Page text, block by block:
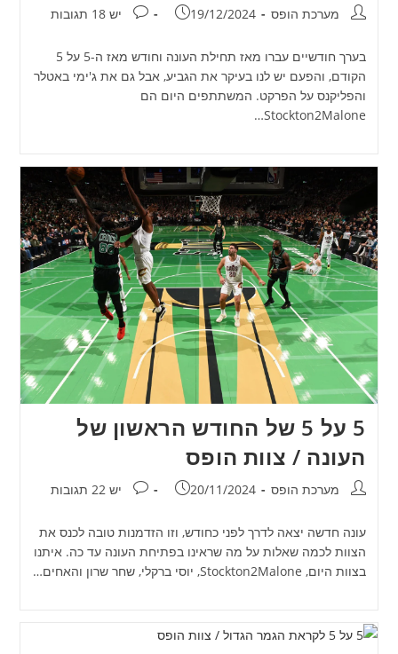
מחבר:מערכת הופס פורסם:
19/12/2024 תגובות:
יש 18 תגובות
בערך חודשיים עברו מאז תחילת העונה וחודש מאז ה-5 על 5
הקודם, והפעם יש לנו בעיקר את הגביע, אבל גם את ג'ימי באטלר
והפליקנס על הפרקט. המשתתפים היום הם
Stockton2Malone…
5 על 5 של החודש הראשון של
העונה / צוות הופס
מחבר:מערכת הופס פורסם:
20/11/2024 תגובות:
יש 22 תגובות
עונה חדשה יצאה לדרך לפני כחודש, וזו הזדמנות טובה לכנס את
הצוות לכמה שאלות על מה שראינו בפתיחת העונה עד כה. איתנו
בצוות היום, Stockton2Malone, יוסי ברקלי, שחר שרון והאחים…